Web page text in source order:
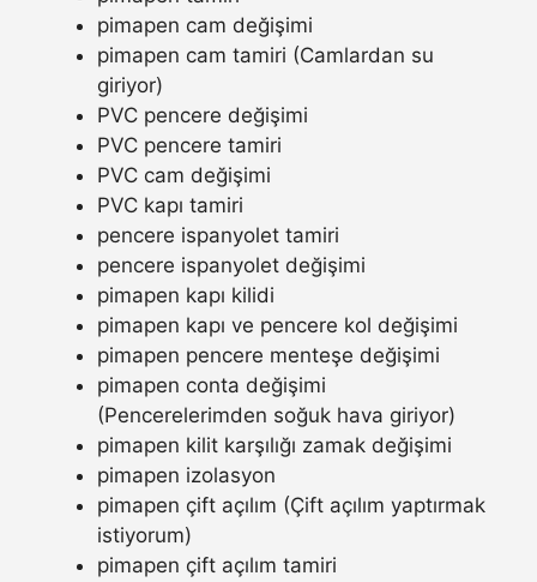
pimapen cam değişimi
pimapen cam tamiri (Camlardan su
giriyor)
PVC pencere değişimi
PVC pencere tamiri
PVC cam değişimi
PVC kapı tamiri
pencere ispanyolet tamiri
pencere ispanyolet değişimi
pimapen kapı kilidi
pimapen kapı ve pencere kol değişimi
pimapen pencere menteşe değişimi
pimapen conta değişimi
(Pencerelerimden soğuk hava giriyor)
pimapen kilit karşılığı zamak değişimi
pimapen izolasyon
pimapen çift açılım (Çift açılım yaptırmak
istiyorum)
pimapen çift açılım tamiri